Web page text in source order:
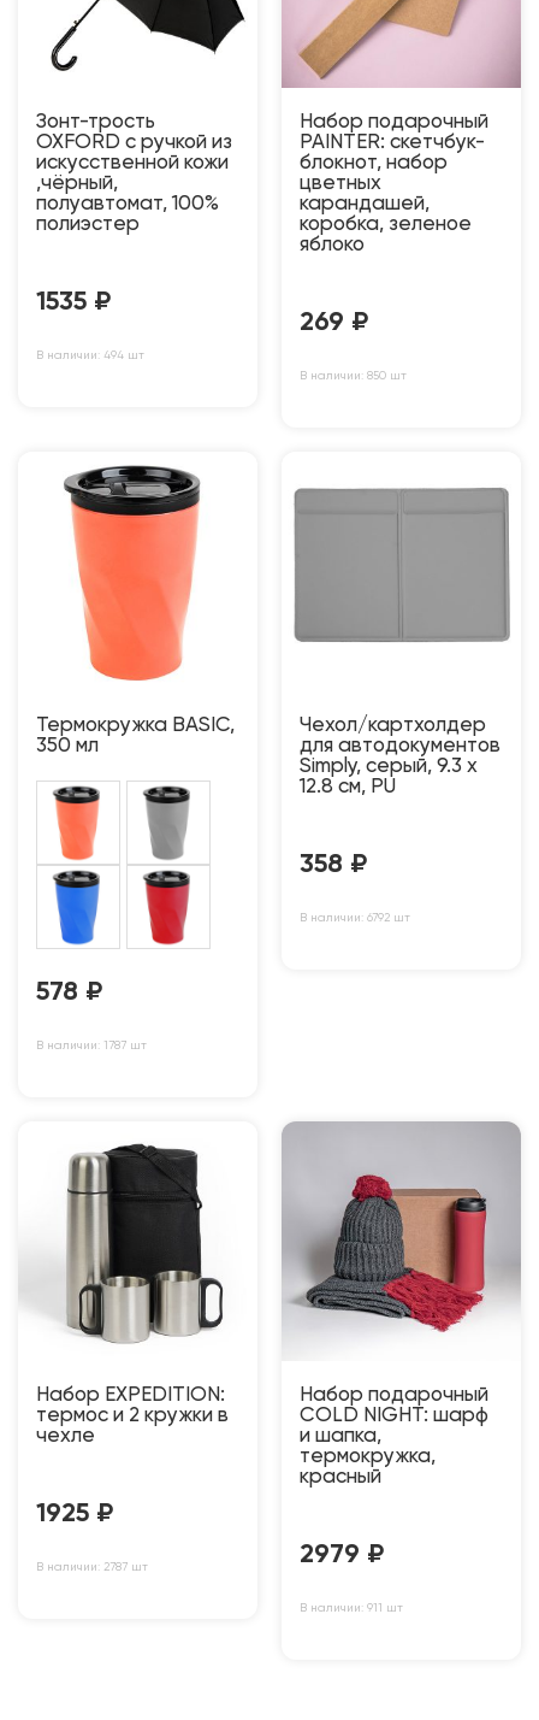
Зонт-трость
OXFORD с ручкой из
искусственной кожи
,чёрный,
полуавтомат, 100%
полиэстер
1535 ₽
В наличии: 494 шт
Набор подарочный
PAINTER: скетчбук-
блокнот, набор
цветных
карандашей,
коробка, зеленое
яблоко
269 ₽
В наличии: 850 шт
Термокружка BASIC,
350 мл
578 ₽
В наличии: 1787 шт
Чехол/картхолдер
для автодокументов
Simply, серый, 9.3 х
12.8 см, PU
358 ₽
В наличии: 6792 шт
Набор EXPEDITION:
термос и 2 кружки в
чехле
1925 ₽
В наличии: 2787 шт
Набор подарочный
COLD NIGHT: шарф
и шапка,
термокружка,
красный
2979 ₽
В наличии: 911 шт